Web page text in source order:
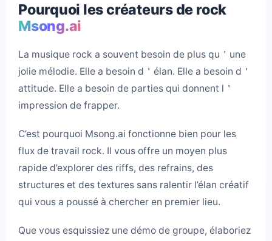
Pourquoi les créateurs de rock
Msong.ai
La musique rock a souvent besoin de plus qu＇une
jolie mélodie. Elle a besoin d＇élan. Elle a besoin d＇
attitude. Elle a besoin de parties qui donnent l＇
impression de frapper.
C’est pourquoi Msong.ai fonctionne bien pour les
flux de travail rock. Il vous offre un moyen plus
rapide d’explorer des riffs, des refrains, des
structures et des textures sans ralentir l’élan créatif
qui vous a poussé à chercher en premier lieu.
Que vous esquissiez une démo de groupe, élaboriez